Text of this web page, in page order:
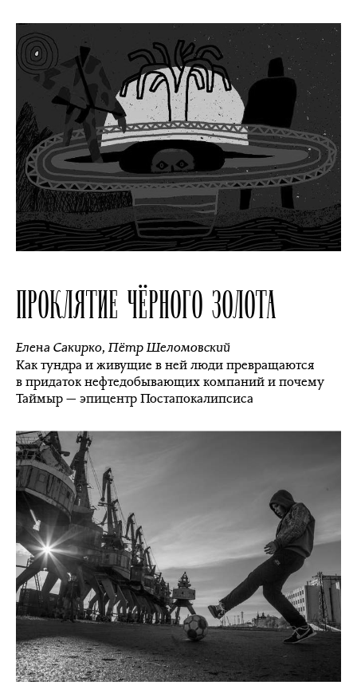
ПРОКЛЯТИЕ ЧЁРНОГО ЗОЛОТА
Елена Сакирко,Пётр Шеломовский
Как тундра и живущие в ней люди превращаются
в придаток нефтедобывающих компаний и почему
Таймыр — эпицентр Постапокалипсиса